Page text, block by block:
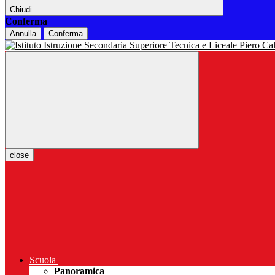
Chiudi
Conferma
Annulla Conferma
close
Scuola
Panoramica